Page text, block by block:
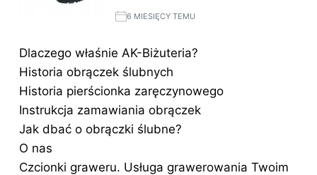
6 MIESIĘCY TEMU
Dlaczego właśnie AK-Biżuteria?
Historia obrączek ślubnych
Historia pierścionka zaręczynowego
Instrukcja zamawiania obrączek
Jak dbać o obrączki ślubne?
O nas
Czcionki graweru. Usługa grawerowania Twoim